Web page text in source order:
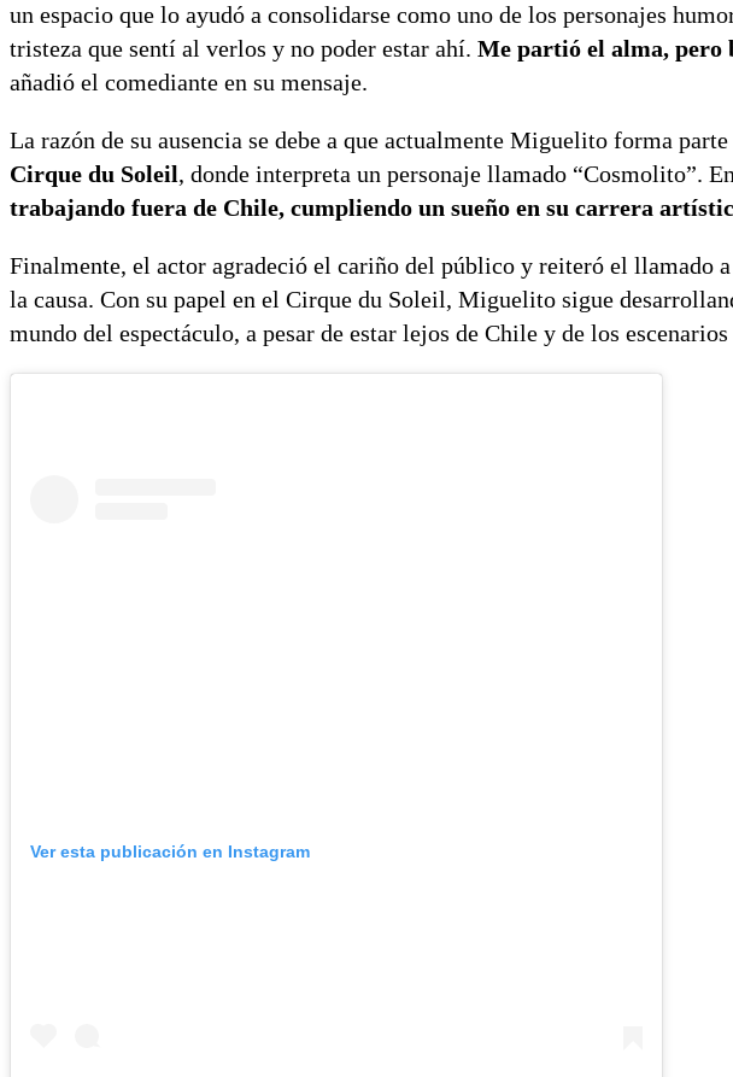
un espacio que lo ayudó a consolidarse como uno de los personajes
tristeza que sentí al verlos y no poder estar ahí. Me partió el alma, pero
añadió el comediante en su mensaje.
La razón de su ausencia se debe a que actualmente Miguelito forma
Cirque du Soleil, donde interpreta un personaje llamado “Cosmolito”.
trabajando fuera de Chile, cumpliendo un sueño en su carrera
Finalmente, el actor agradeció el cariño del público y reiteró el llamado
la causa. Con su papel en el Cirque du Soleil, Miguelito sigue
mundo del espectáculo, a pesar de estar lejos de Chile y de los
Ver esta publicación en Instagram